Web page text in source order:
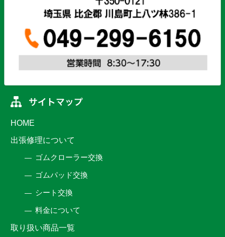
HOME
出張修理について
ゴムクローラー交換
ゴムパッド交換
シート交換
料金について
取り扱い商品一覧